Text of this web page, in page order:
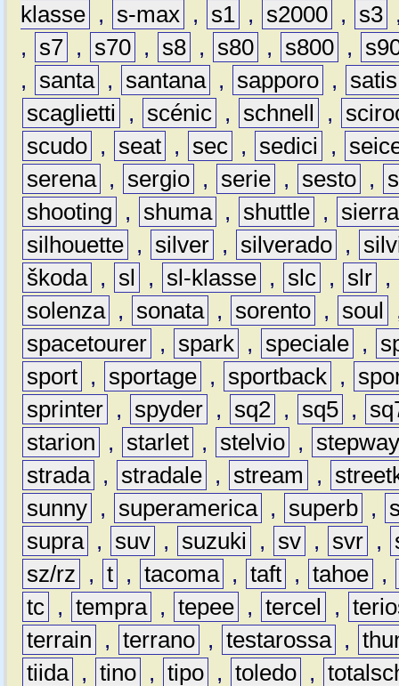
klasse , s-max , s1 , s2000 , s3
,
s7 , s70 , s8 , s80 , s800 ,
,
santa , santana , sapporo ,
satis
scaglietti
, scénic , schnell ,
scudo , seat , sec , sedici ,
serena , sergio , serie , sesto ,
shooting
, shuma , shuttle ,
sierra
silhouette , silver , silverado ,
škoda , sl , sl-klasse , slc , slr ,
solenza , sonata , sorento , soul
spacetourer , spark , speciale ,
sport , sportage , sportback ,
sprinter , spyder , sq2 , sq5 ,
starion
, starlet , stelvio ,
strada , stradale , stream ,
sunny , superamerica , superb ,
supra , suv , suzuki , sv , svr ,
sz/rz
, t , tacoma , taft , tahoe ,
tc , tempra , tepee , tercel ,
terrain
, terrano , testarossa ,
tiida , tino , tipo , toledo ,